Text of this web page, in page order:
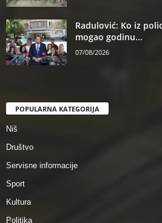
Radulović: Ko iz
mogao godinu...
07/08/2026
POPULARNA KATEGORIJA
Niš
Društvo
Servisne informacije
Sport
Kultura
Politika